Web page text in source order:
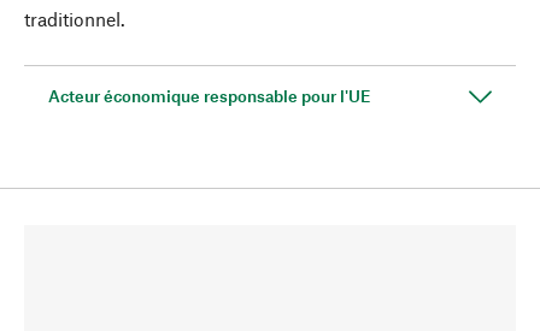
traditionnel.
Acteur économique responsable pour l'UE